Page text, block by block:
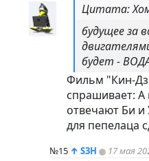
Цитата:
будущее за
будет -
Фильм "Кин-
спрашивает: А
отвечают Би и
для пепелаца
№15 ↑ S3H 17 мая